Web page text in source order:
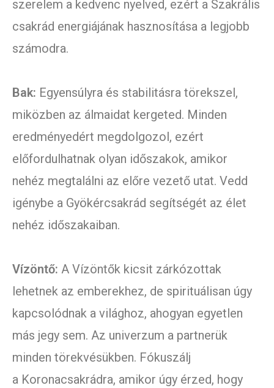
szerelem a kedvenc nyelved, ezért a Szakrális
csakrád energiájának hasznosítása a legjobb
számodra.
Bak: Egyensúlyra és stabilitásra törekszel,
miközben az álmaidat kergeted. Minden
eredményedért megdolgozol, ezért
előfordulhatnak olyan időszakok, amikor
nehéz megtalálni az előre vezető utat. Vedd
igénybe a Gyökércsakrád segítségét az élet
nehéz időszakaiban.
Vízöntő: A Vízöntők kicsit zárkózottak
lehetnek az emberekhez, de spirituálisan úgy
kapcsolódnak a világhoz, ahogyan egyetlen
más jegy sem. Az univerzum a partnerük
minden törekvésükben. Fókuszálj
a Koronacsakrádra, amikor úgy érzed, hogy